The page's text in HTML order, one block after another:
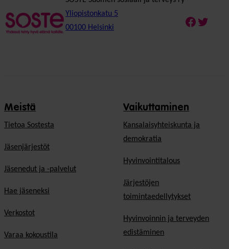
Yliopistonkatu 5
00100 Helsinki
Meistä
Tietoa Sostesta
Jäsenjärjestöt
Jäsenedut ja -palvelut
Hae jäseneksi
Verkostot
Varaa kokoustila
Vaikuttaminen
Kansalaisyhteiskunta ja
demokratia
Hyvinvointitalous
Järjestöjen
toimintaedellytykset
Hyvinvoinnin ja terveyden
edistäminen